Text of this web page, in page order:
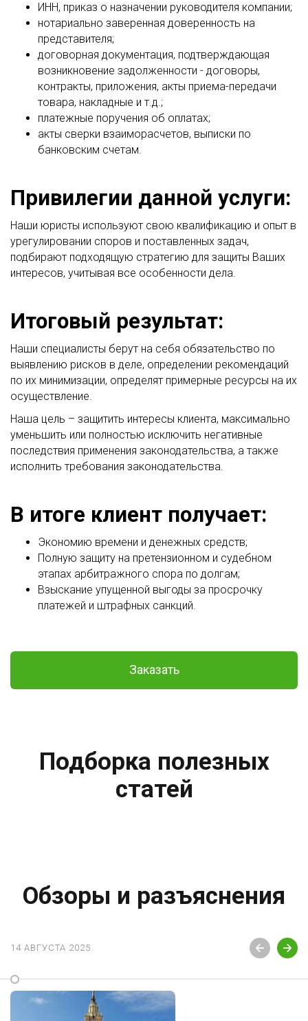
ИНН, приказ о назначении руководителя компании;
нотариально заверенная доверенность на
представителя;
договорная документация, подтверждающая
возникновение задолженности - договоры,
контракты, приложения, акты приема-передачи
товара, накладные и т.д.;
платежные поручения об оплатах;
акты сверки взаиморасчетов, выписки по
банковским счетам.
Привилегии данной услуги:
Наши юристы используют свою квалификацию и опыт в
урегулировании споров и поставленных задач,
подбирают подходящую стратегию для защиты Ваших
интересов, учитывая все особенности дела.
Итоговый результат:
Наши специалисты берут на себя обязательство по
выявлению рисков в деле, определении рекомендаций
по их минимизации, определят примерные ресурсы на их
осуществление.
Наша цель – защитить интересы клиента, максимально
уменьшить или полностью исключить негативные
последствия применения законодательства, а также
исполнить требования законодательства.
В итоге клиент получает:
Экономию времени и денежных средств;
Полную защиту на претензионном и судебном
этапах арбитражного спора по долгам;
Взыскание упущенной выгоды за просрочку
платежей и штрафных санкций.
Заказать
Подборка полезных
статей
Обзоры и разъяснения
14 АВГУСТА 2025